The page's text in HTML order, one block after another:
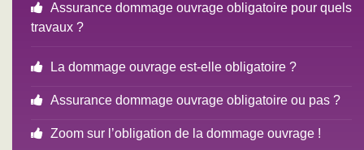
Assurance dommage ouvrage obligatoire pour quels
travaux ?
La dommage ouvrage est-elle obligatoire ?
Assurance dommage ouvrage obligatoire ou pas ?
Zoom sur l’obligation de la dommage ouvrage !